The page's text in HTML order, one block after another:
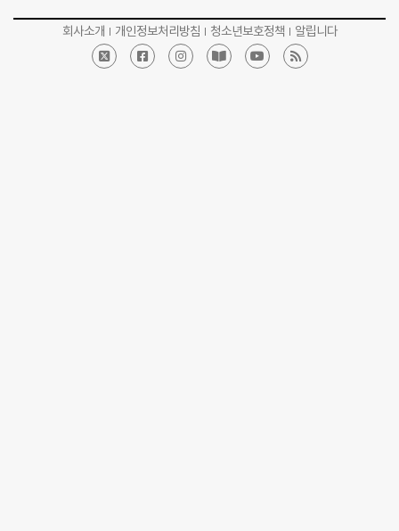
회사소개 개인정보처리방침 청소년보호정책 알립니다